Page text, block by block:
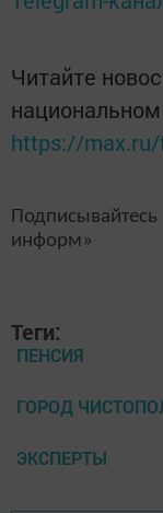
Читайте
https://
информ»
Теги:
ПЕНСИЯ
ГОРОД
ЭКСПЕРТЫ